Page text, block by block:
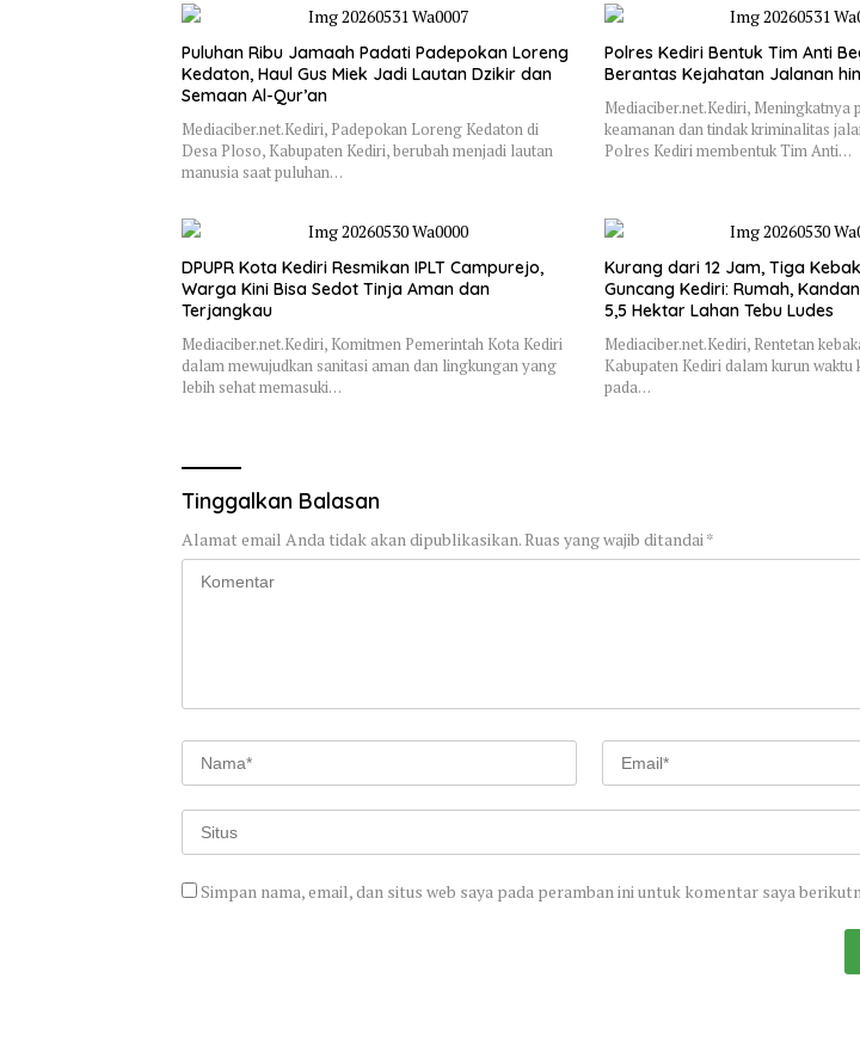
Puluhan Ribu Jamaah Padati Padepokan Loreng
Kedaton, Haul Gus Miek Jadi Lautan Dzikir dan
Semaan Al-Qur’an
Mediaciber.net.Kediri, Padepokan Loreng Kedaton di
Desa Ploso, Kabupaten Kediri, berubah menjadi lautan
manusia saat puluhan…
Polres Kediri Bentuk Tim Anti
Berantas Kejahatan Jalanan
Mediaciber.net.Kediri, Meningkatnya
keamanan dan tindak kriminalitas
Polres Kediri membentuk Tim Anti…
DPUPR Kota Kediri Resmikan IPLT Campurejo,
Warga Kini Bisa Sedot Tinja Aman dan
Terjangkau
Mediaciber.net.Kediri, Komitmen Pemerintah Kota Kediri
dalam mewujudkan sanitasi aman dan lingkungan yang
lebih sehat memasuki…
Kurang dari 12 Jam, Tiga
Guncang Kediri: Rumah,
5,5 Hektar Lahan Tebu Ludes
Mediaciber.net.Kediri, Rentetan
Kabupaten Kediri dalam kurun waktu
pada…
Tinggalkan Balasan
Alamat email Anda tidak akan dipublikasikan.Ruas yang wajib ditandai *
Simpan nama, email, dan situs web saya pada peramban ini untuk komentar saya